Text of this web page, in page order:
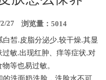
27 浏览量：5014
皙.皮脂分泌少.较干燥.其显
敏.出现红肿、痒等症状.对
等也易过敏。